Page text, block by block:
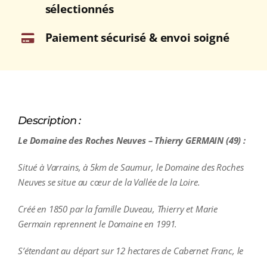
sélectionnés
Paiement sécurisé & envoi soigné
Description :
Le Domaine des Roches Neuves – Thierry GERMAIN (49) :
Situé à Varrains, à 5km de Saumur, le Domaine des Roches
Neuves se situe au cœur de la Vallée de la Loire.
Créé en 1850 par la famille Duveau, Thierry et Marie
Germain reprennent le Domaine en 1991.
S’étendant au départ sur 12 hectares de Cabernet Franc, le